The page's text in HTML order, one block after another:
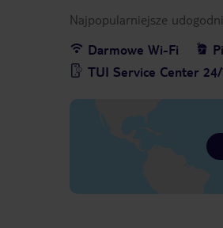
Najpopularniejsze
Darmowe Wi-Fi
TUI Service Center